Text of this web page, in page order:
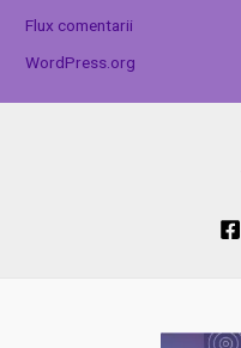
Flux comentarii
WordPress.org